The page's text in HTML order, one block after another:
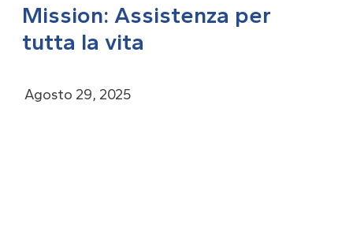
Mission: Assistenza per
tutta la vita
Agosto 29, 2025